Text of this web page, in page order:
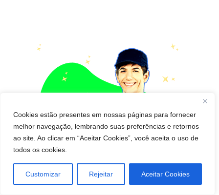
Cookies estão presentes em nossas páginas para fornecer
melhor navegação, lembrando suas preferências e retornos
ao site. Ao clicar em “Aceitar Cookies”, você aceita o uso de
todos os cookies.
Customizar Rejeitar Aceitar Cookies